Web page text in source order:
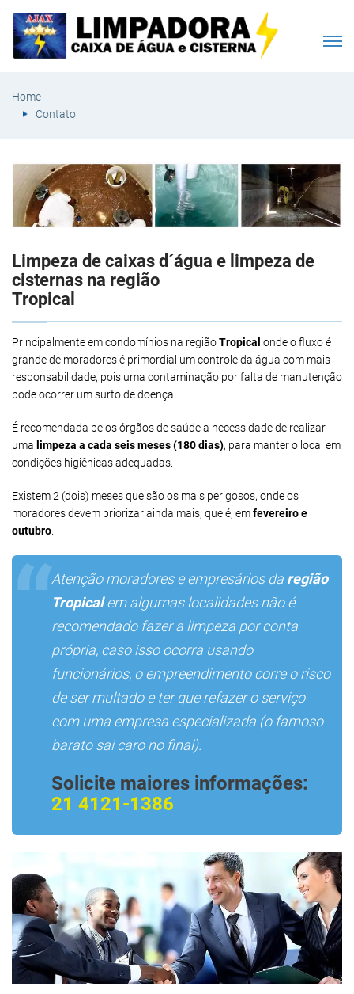
Home
Contato
Limpeza de caixas d´água e limpeza de
cisternas na região
Tropical
Principalmente em condomínios na regiãoTropical onde o fluxo é
grande de moradores é primordial um controle da água com mais
responsabilidade, pois uma contaminação por falta de manutenção
pode ocorrer um surto de doença.
É recomendada pelos órgãos de saúde a necessidade de realizar
uma limpeza a cada seis meses (180 dias), para manter o local em
condições higiênicas adequadas.
Existem 2 (dois) meses que são os mais perigosos, onde os
moradores devem priorizar ainda mais, que é, emfevereiro e
outubro
Atenção moradores e empresários da região
Tropicalem algumas localidades não é
recomendado fazer a limpeza por conta
própria, caso isso ocorra usando
funcionários, o empreendimento corre o risco
de ser multado e ter que refazer o serviço
com uma empresa especializada (o famoso
barato sai caro no final).
Solicite maiores informações:
21 4121-1386